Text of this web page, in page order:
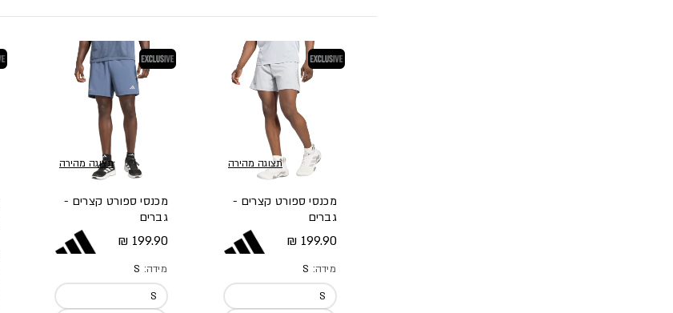
בלעדי
תצוגה מהירה
מכנסי ספורט קצרים -
גברים
מחיר מלא
199.90 ₪
מידה: S
S
בלעדי
תצוגה מהירה
מכנסי ספורט קצרים -
גברים
מחיר מלא
199.90 ₪
מידה: S
S